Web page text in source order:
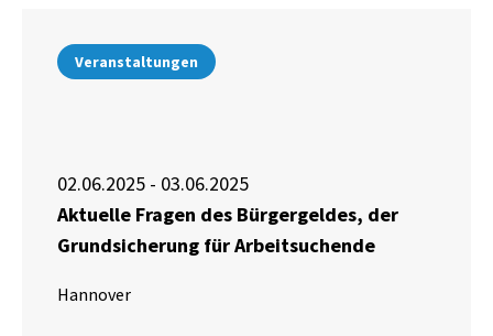
Veranstaltungen
02.06.2025 - 03.06.2025
Aktuelle Fragen des Bürgergeldes, der
Grundsicherung für Arbeitsuchende
Hannover